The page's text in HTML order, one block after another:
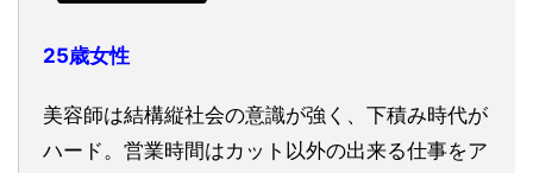
25歳女性
美容師は結構縦社会の意識が強く、下積み時代が
ハード。営業時間はカット以外の出来る仕事をア